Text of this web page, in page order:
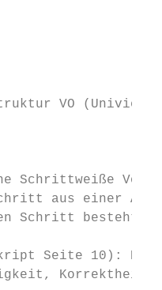
VO (Univie)
Schrittweiße
aus einer
Schritt besteht.
Seite 10):
Korrektheit,